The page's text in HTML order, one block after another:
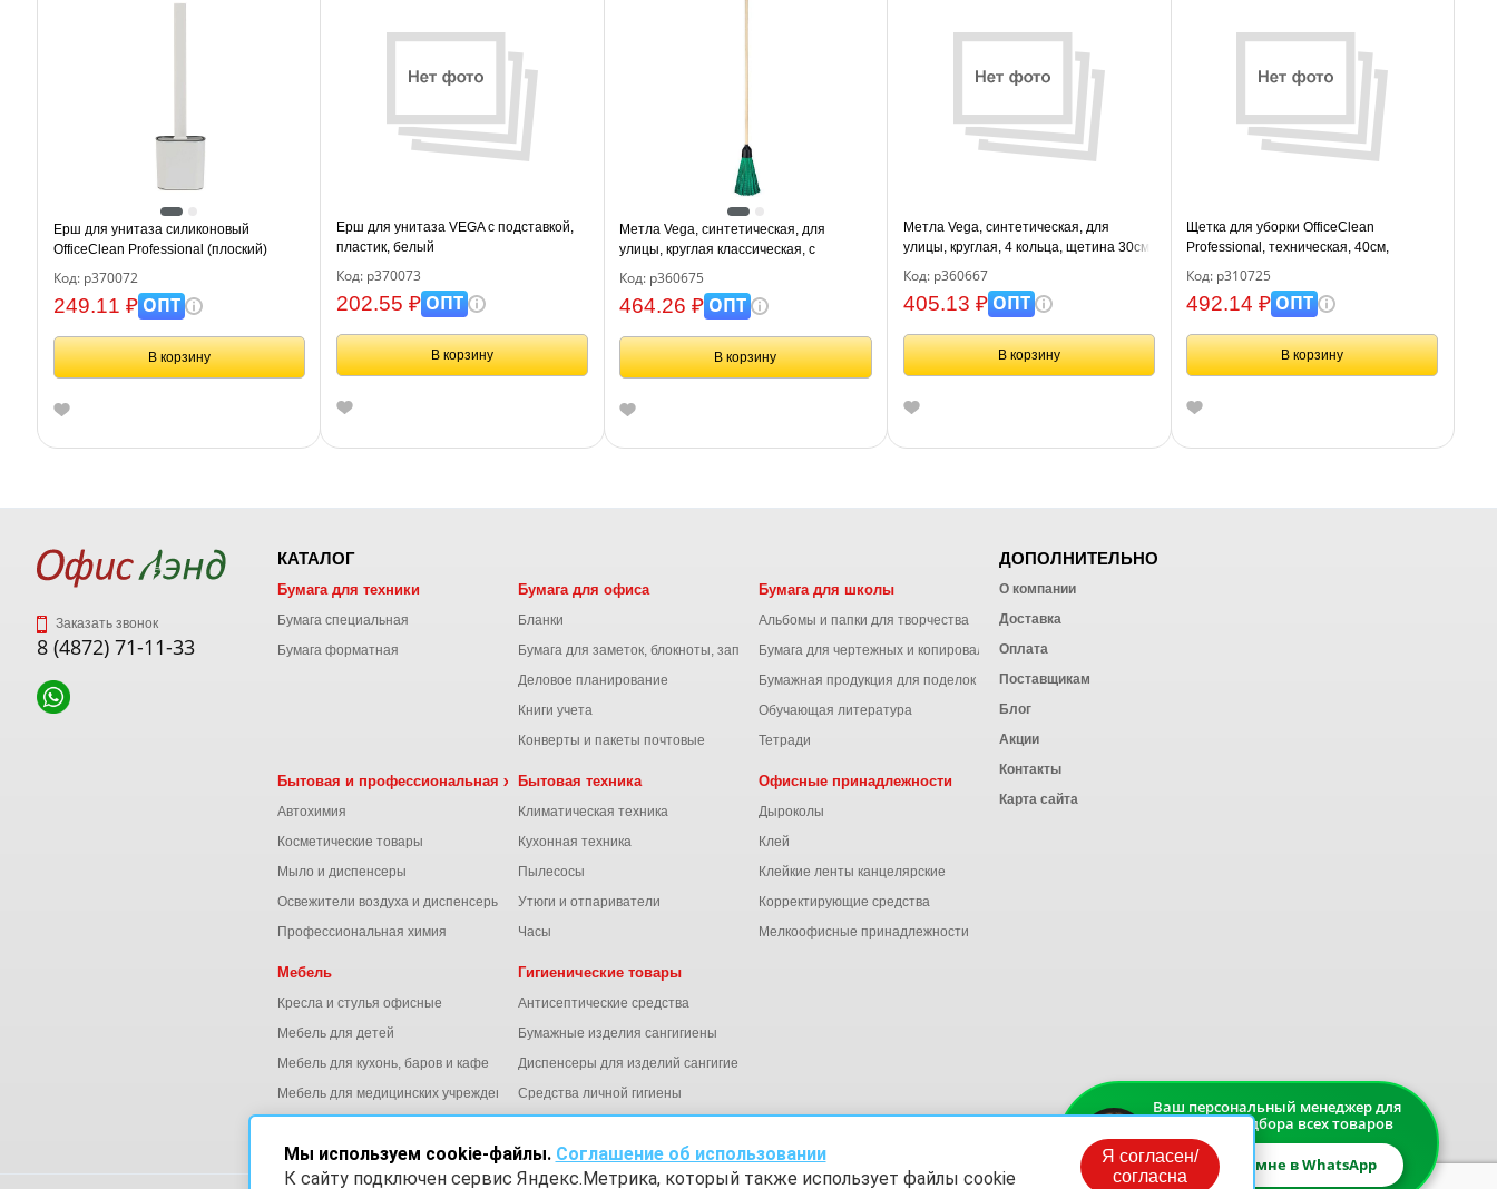
Ерш для унитаза силиконовый
OfficeClean Professional (плоский)
напольный / настенный с креплением
Код: р370072
249.11 ₽ОПТ
В корзину
Ерш для унитаза VEGA с подставкой,
пластик, белый
Код: р370073
202.55 ₽ОПТ
В корзину
Метла Vega, синтетическая, для
улицы, круглая классическая, с
деревянным черенком 120см
Код: р360675
464.26 ₽ОПТ
В корзину
Метла Vega, синтетическая, для
улицы, круглая, 4 кольца, щетина 30см,
с дерев. черенком 120см
Код: р360667
405.13 ₽ОПТ
В корзину
Щетка для уборки OfficeClean
Professional, техническая, 40см,
жесткая щетина 5,5 см, деревянная,
еврорезьба
Код: р310725
492.14 ₽ОПТ
В корзину
Заказать звонок
8 (4872) 71-11-33
КАТАЛОГ
Бумага для техники
Бумага специальная
Бумага форматная
Бумага для офиса
Бланки
Бумага для заметок, блокноты, записные книжки
Деловое планирование
Книги учета
Конверты и пакеты почтовые
Бумага для школы
Альбомы и папки для творчества
Бумага для чертежных и копировальных работ
Бумажная продукция для поделок
Обучающая литература
Тетради
Бытовая и профессиональная химия
Автохимия
Косметические товары
Мыло и диспенсеры
Освежители воздуха и диспенсеры
Профессиональная химия
Бытовая техника
Климатическая техника
Кухонная техника
Пылесосы
Утюги и отпариватели
Часы
Офисные принадлежности
Дыроколы
Клей
Клейкие ленты канцелярские
Корректирующие средства
Мелкоофисные принадлежности
Мебель
Кресла и стулья офисные
Мебель для детей
Мебель для кухонь, баров и кафе
Мебель для медицинских учреждений
Гигиенические товары
Антисептические средства
Бумажные изделия сангигиены
Диспенсеры для изделий сангигиены
Средства личной гигиены
ДОПОЛНИТЕЛЬНО
О компании
Доставка
Оплата
Поставщикам
Блог
Акции
Контакты
Карта сайта
Ваш персональный менеджер для
быстрого подбора всех товаров
Напишите мне в WhatsApp
Мы используем cookie-файлы. Соглашение об использовании
К сайту подключен сервис Яндекс.Метрика, который также использует файлы cookie
Я согласен/
согласна